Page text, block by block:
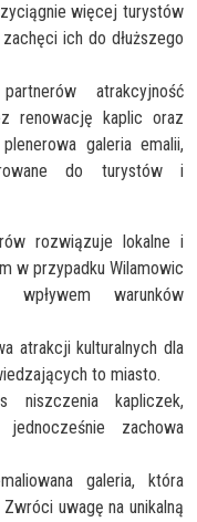
więcej turystów
ich do dłuższego
atrakcyjność
renowację kaplic oraz
galeria emalii,
do turystów i
rozwiązuje lokalne i
w przypadku Wilamowic
warunków
atrakcji kulturalnych dla
to miasto.
niszczenia kapliczek,
zachowa
galeria, która
uwagę na unikalną